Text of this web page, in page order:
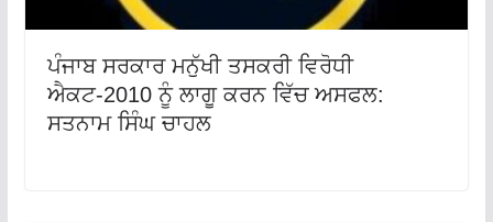
ਪੰਜਾਬ ਸਰਕਾਰ ਮਨੁੱਖੀ ਤਸਕਰੀ ਵਿਰੋਧੀ
ਐਕਟ-2010 ਨੂੰ ਲਾਗੂ ਕਰਨ ਵਿੱਚ ਅਸਫਲ:
ਸਤਨਾਮ ਸਿੰਘ ਚਾਹਲ